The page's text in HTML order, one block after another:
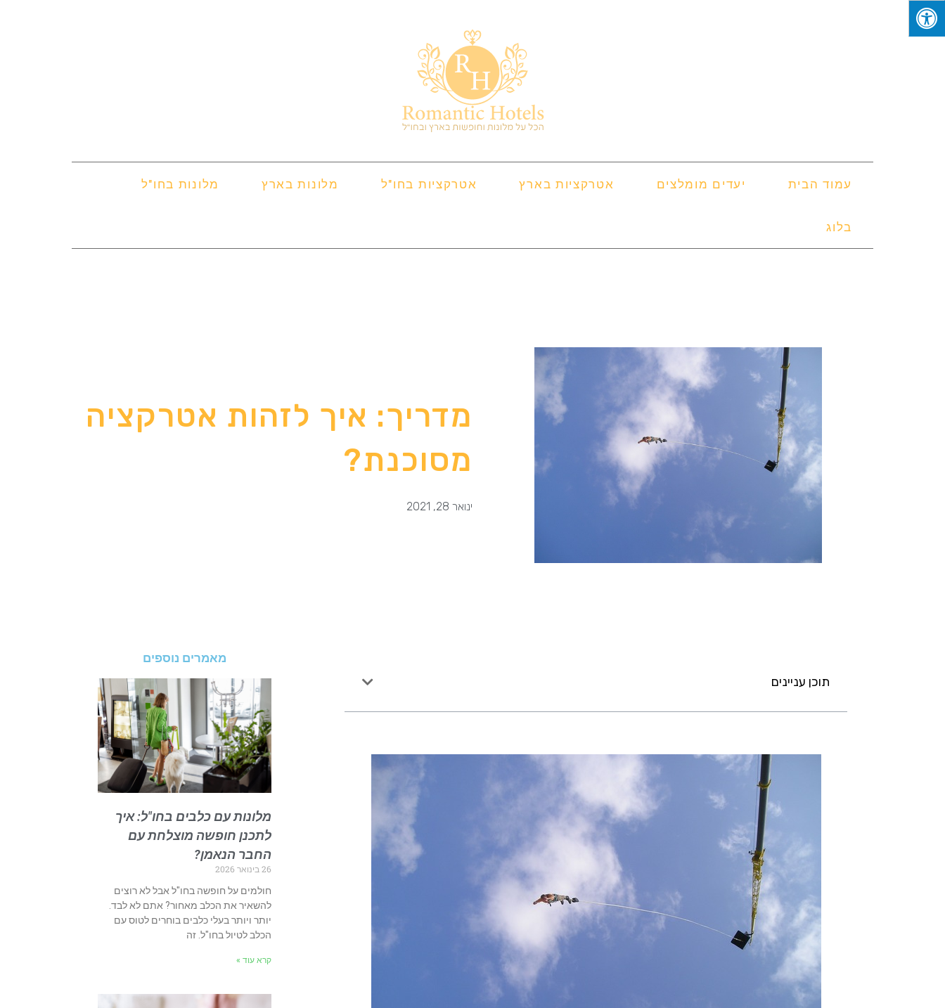
עמוד הבית יעדים מומלצים אטרקציות בארץ אטרקציות בחו"ל מלונות בארץ מלונות בחו"ל
בלוג
מדריך: איך לזהות אטרקציה
מסוכנת?
ינואר 28, 2021
תוכן עניינים
מאמרים נוספים
מלונות עם כלבים בחו"ל: איך
לתכנן חופשה מוצלחת עם
החבר הנאמן?
26 בינואר 2026
חולמים על חופשה בחו"ל אבל לא רוצים
להשאיר את הכלב מאחור? אתם לא לבד.
יותר ויותר בעלי כלבים בוחרים לטוס עם
הכלב לטיול בחו"ל. זה
קרא עוד »